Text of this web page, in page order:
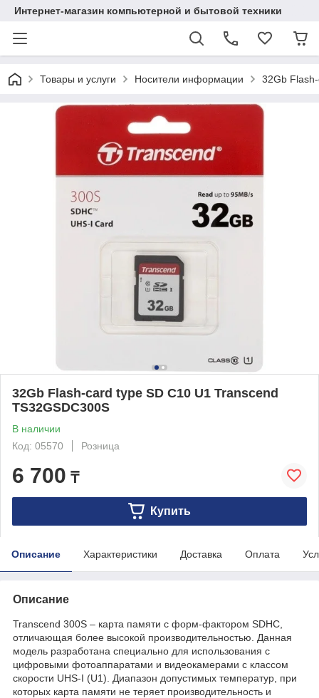
Интернет-магазин компьютерной и бытовой техники
Товары и услуги Носители информации 32Gb
32Gb Flash-card type SD C10 U1 Transcend
TS32GSDC300S
В наличии
Код: 05570
Розница
6 700 ₸
Купить
Описание Характеристики Доставка Оплата
Описание
Transcend 300S – карта памяти с форм-фактором SDHC,
отличающая более высокой производительностью. Данная
модель разработана специально для использования с
цифровыми фотоаппаратами и видеокамерами с классом
скорости UHS-I (U1). Диапазон допустимых температур, при
которых карта памяти не теряет производительность и